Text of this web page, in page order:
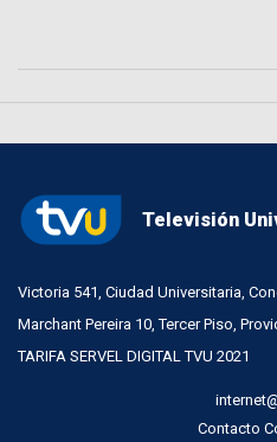
Televisión
Victoria 541, Ciudad Universitaria,
Marchant Pereira 10, Tercer Piso,
TARIFA SERVEL DIGITAL TVU 2021
Contacto